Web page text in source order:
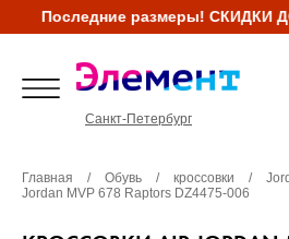
Последние размеры! СКИДКИ
Санкт-Петербург
Главная / Обувь / кроссовки /
Jordan MVP 678 Raptors DZ4475-006